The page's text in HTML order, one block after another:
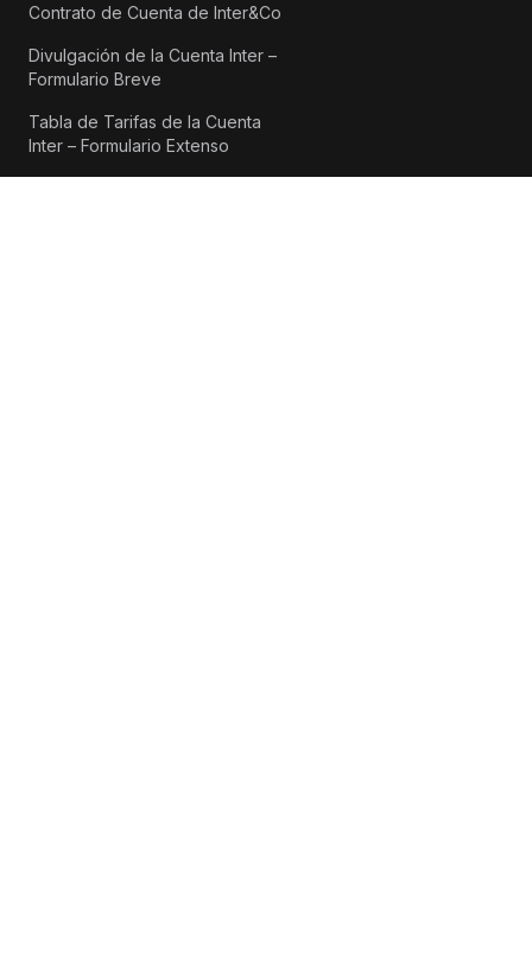
Contrato de Cuenta de Inter&Co
Divulgación de la Cuenta Inter –
Formulario Breve
Tabla de Tarifas de la Cuenta
Inter – Formulario Extenso